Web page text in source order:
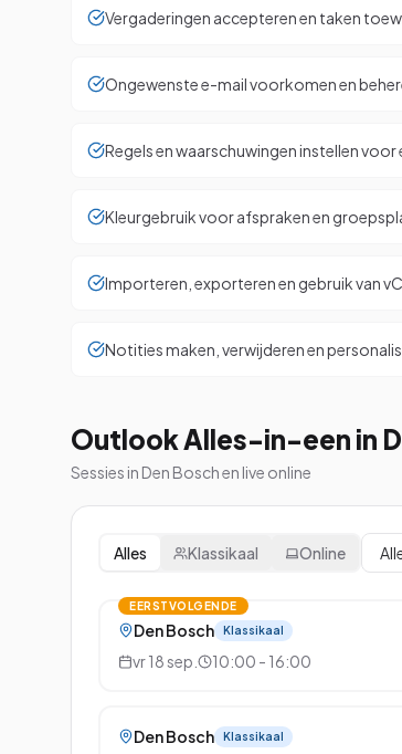
Vergaderingen accepteren en taken
Ongewenste e-mail voorkomen en
Regels en waarschuwingen instellen
Kleurgebruik voor afspraken en
Importeren, exporteren en gebruik van
Notities maken, verwijderen en
Outlook Alles-in-een in
Sessies in Den Bosch en live online
Alles Klassikaal Online
EERSTVOLGENDE
Den Bosch Klassikaal
vr 18 sep. 10:00 - 16:00
Den Bosch Klassikaal